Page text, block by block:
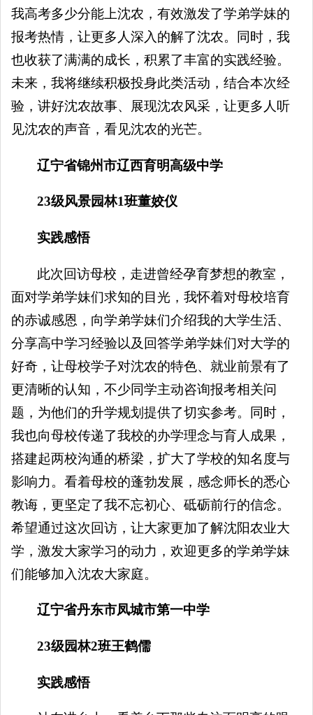
我高考多少分能上沈农，有效激发了学弟学妹的
报考热情，让更多人深入的解了沈农。同时，我
也收获了满满的成长，积累了丰富的实践经验。
未来，我将继续积极投身此类活动，结合本次经
验，讲好沈农故事、展现沈农风采，让更多人听
见沈农的声音，看见沈农的光芒。
辽宁省锦州市辽西育明高级中学
23级风景园林1班董姣仪
实践感悟
此次回访母校，走进曾经孕育梦想的教室，
面对学弟学妹们求知的目光，我怀着对母校培育
的赤诚感恩，向学弟学妹们介绍我的大学生活、
分享高中学习经验以及回答学弟学妹们对大学的
好奇，让母校学子对沈农的特色、就业前景有了
更清晰的认知，不少同学主动咨询报考相关问
题，为他们的升学规划提供了切实参考。同时，
我也向母校传递了我校的办学理念与育人成果，
搭建起两校沟通的桥梁，扩大了学校的知名度与
影响力。看着母校的蓬勃发展，感念师长的悉心
教诲，更坚定了我不忘初心、砥砺前行的信念。
希望通过这次回访，让大家更加了解沈阳农业大
学，激发大家学习的动力，欢迎更多的学弟学妹
们能够加入沈农大家庭。
辽宁省丹东市凤城市第一中学
23级园林2班王鹤儒
实践感悟